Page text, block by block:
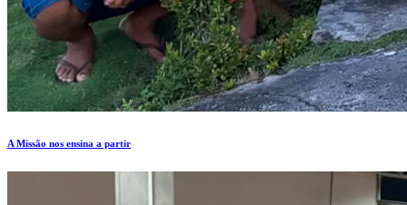
A Missão nos ensina a partir